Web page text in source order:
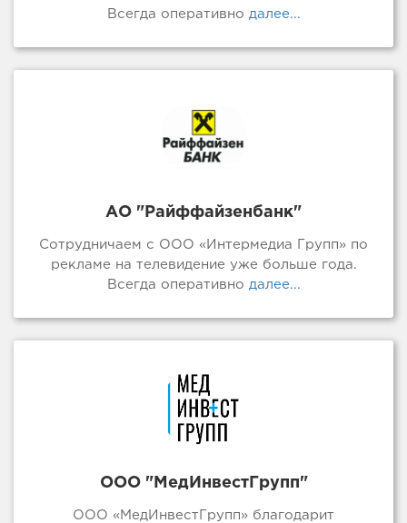
Всегда оперативно далее...
АО "Райффайзенбанк"
Сотрудничаем с ООО «Интермедиа Групп» по
рекламе на телевидение уже больше года.
Всегда оперативно далее...
ООО "МедИнвестГрупп"
ООО «МедИнвестГрупп» благодарит